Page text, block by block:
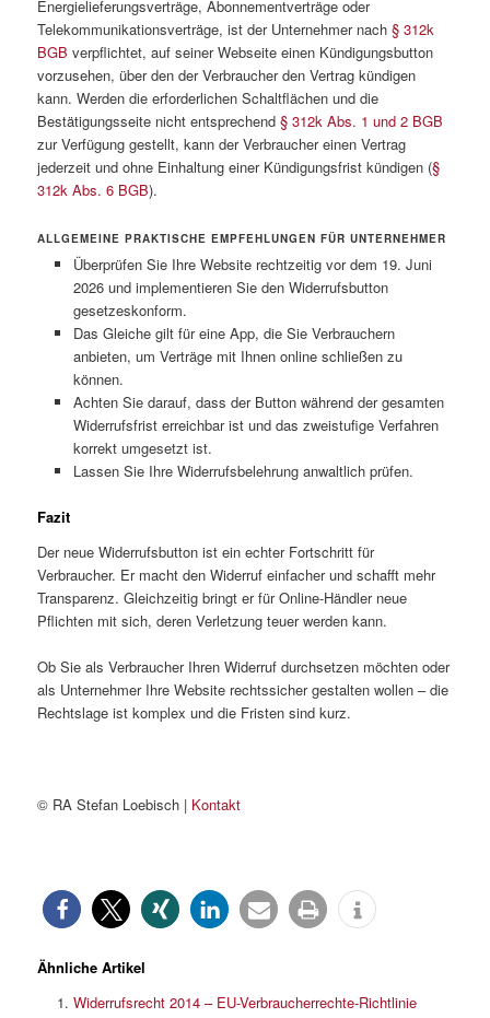
Energielieferungsverträge, Abonnementverträge oder
Telekommunikationsverträge, ist der Unternehmer nach§ 312k
BGB verpflichtet, auf seiner Webseite einen Kündigungsbutton
vorzusehen, über den der Verbraucher den Vertrag kündigen
kann. Werden die erforderlichen Schaltflächen und die
Bestätigungsseite nicht entsprechend§ 312k Abs. 1 und 2 BGB
zur Verfügung gestellt, kann der Verbraucher einen Vertrag
jederzeit und ohne Einhaltung einer Kündigungsfrist kündigen (§
312k Abs. 6 BGB).
ALLGEMEINE PRAKTISCHE EMPFEHLUNGEN FÜR UNTERNEHMER
Überprüfen Sie Ihre Website rechtzeitig vor dem 19. Juni
2026 und implementieren Sie den Widerrufsbutton
gesetzeskonform.
Das Gleiche gilt für eine App, die Sie Verbrauchern
anbieten, um Verträge mit Ihnen online schließen zu
können.
Achten Sie darauf, dass der Button während der gesamten
Widerrufsfrist erreichbar ist und das zweistufige Verfahren
korrekt umgesetzt ist.
Lassen Sie Ihre Widerrufsbelehrung anwaltlich prüfen.
Fazit
Der neue Widerrufsbutton ist ein echter Fortschritt für
Verbraucher. Er macht den Widerruf einfacher und schafft mehr
Transparenz. Gleichzeitig bringt er für Online-Händler neue
Pflichten mit sich, deren Verletzung teuer werden kann.
Ob Sie als Verbraucher Ihren Widerruf durchsetzen möchten oder
als Unternehmer Ihre Website rechtssicher gestalten wollen – die
Rechtslage ist komplex und die Fristen sind kurz.
© RA Stefan Loebisch | Kontakt
Ähnliche Artikel
Widerrufsrecht 2014 – EU-Verbraucherrechte-Richtlinie